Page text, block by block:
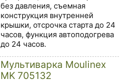
без давления, съемная
конструкция внутренней
крышки, отсрочка старта до 24
часов, функция автоподогрева
до 24 часов.
Мультиварка Moulinex
MK 705132